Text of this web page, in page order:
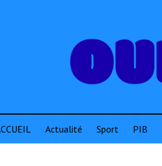
Actualité Sport PIB